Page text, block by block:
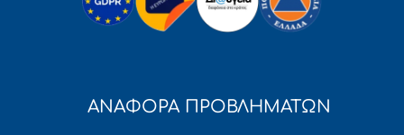
ΑΝΑΦΟΡΑ ΠΡΟΒΛΗΜΑΤΩΝ